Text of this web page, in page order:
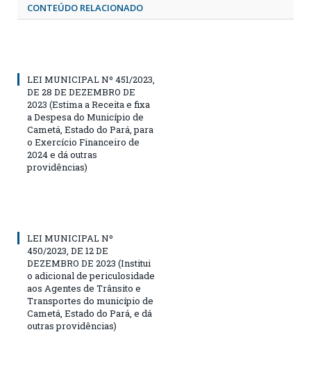
CONTEÚDO RELACIONADO
LEI MUNICIPAL Nº 451/2023,
DE 28 DE DEZEMBRO DE
2023 (Estima a Receita e fixa
a Despesa do Município de
Cametá, Estado do Pará, para
o Exercício Financeiro de
2024 e dá outras
providências)
LEI MUNICIPAL Nº
450/2023, DE 12 DE
DEZEMBRO DE 2023 (Institui
o adicional de periculosidade
aos Agentes de Trânsito e
Transportes do município de
Cametá, Estado do Pará, e dá
outras providências)